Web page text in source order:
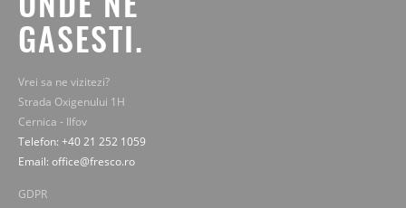
GASESTI.
Vrei sa ne vizitezi?
Strada Oxigenului 1H
Cernica - Ilfov
Telefon: +40 21 252 1059
Email: office@fresco.ro
GDPR